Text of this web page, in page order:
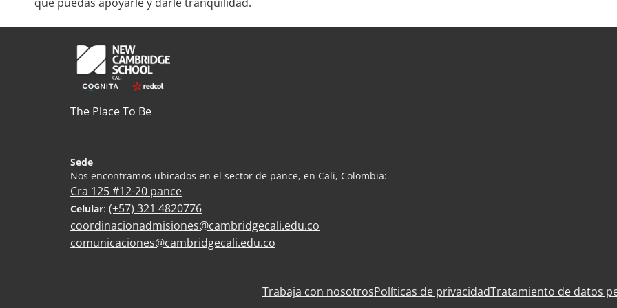
The Place To Be
Sede
Nos encontramos ubicados en el sector de pance, en Cali, Colombia:
Cra 125 #12-20 pance
Celular: (+57) 321 4820776
coordinacionadmisiones@cambridgecali.edu.co
comunicaciones@cambridgecali.edu.co
Trabaja con nosotrosPolíticas de privacidadTratamiento de datos